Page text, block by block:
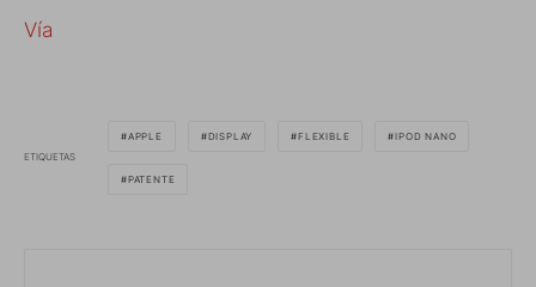
Vía
ETIQUETAS
APPLE DISPLAY FLEXIBLE IPOD NANO
PATENTE